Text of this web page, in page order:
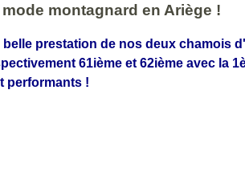
montagnard en Ariège !
prestation de nos deux chamois
61ième et 62ième avec la
performants !